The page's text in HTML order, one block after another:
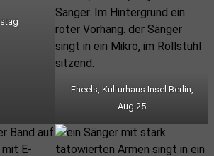
Fheels, Kulturhaus Insel Berlin,
Aug.25